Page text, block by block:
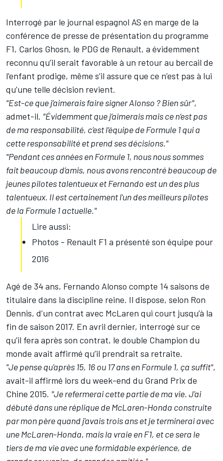
Interrogé par le journal espagnol AS en marge de la
conférence de presse de présentation du programme
F1, Carlos Ghosn, le PDG de Renault, a évidemment
reconnu qu’il serait favorable à un retour au bercail de
l'enfant prodige, même s’il assure que ce n’est pas à lui
qu’une telle décision revient.
"Est-ce que j’aimerais faire signer Alonso ? Bien sûr",
admet-il. "Évidemment que j’aimerais mais ce n’est pas
de ma responsabilité, c’est l’équipe de Formule 1 qui a
cette responsabilité et prend ses décisions."
"Pendant ces années en Formule 1, nous nous sommes
fait beaucoup d’amis, nous avons rencontré beaucoup de
jeunes pilotes talentueux et Fernando est un des plus
talentueux. Il est certainement l'un des meilleurs pilotes
de la Formule 1 actuelle."
Lire aussi:
Photos - Renault F1 a présenté son équipe pour
2016
Agé de 34 ans, Fernando Alonso compte 14 saisons de
titulaire dans la discipline reine. Il dispose, selon Ron
Dennis, d’un contrat avec McLaren qui court jusqu’à la
fin de saison 2017. En avril dernier, interrogé sur ce
qu’il fera après son contrat, le double Champion du
monde avait affirmé qu’il prendrait sa retraite.
"Je pense qu'après 15, 16 ou 17 ans en Formule 1, ça suffit",
avait-il affirmé lors du week-end du Grand Prix de
Chine 2015. "Je refermerai cette partie de ma vie. J'ai
débuté dans une réplique de McLaren-Honda construite
par mon père quand j'avais trois ans et je terminerai avec
une McLaren-Honda, mais la vraie en F1, et ce sera le
tiers de ma vie avec une formidable expérience, de